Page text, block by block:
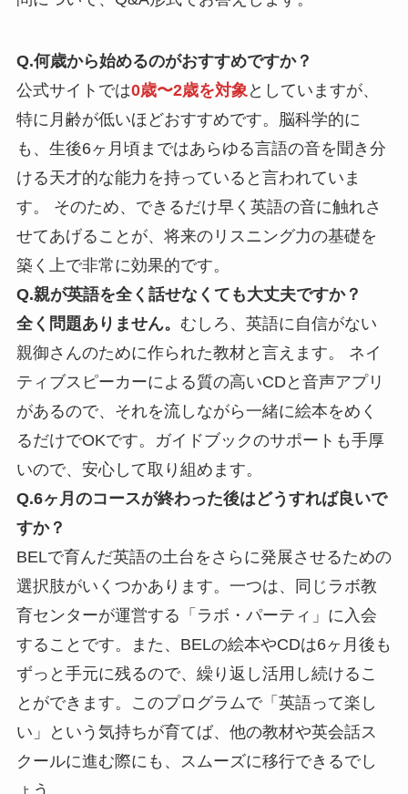
Q.何歳から始めるのがおすすめですか？
公式サイトでは0歳〜2歳を対象 としていますが、
特に月齢が低いほどおすすめです。脳科学的に
も、生後6ヶ月頃まではあらゆる言語の音を聞き分
ける天才的な能力を持っていると言われていま
す。 そのため、できるだけ早く英語の音に触れさ
せてあげることが、将来のリスニング力の基礎を
築く上で非常に効果的です。
Q.親が英語を全く話せなくても大丈夫ですか？
全く問題ありません。 むしろ、英語に自信がない
親御さんのために作られた教材と言えます。 ネイ
ティブスピーカーによる質の高いCDと音声アプリ
があるので、それを流しながら一緒に絵本をめく
るだけでOKです。ガイドブックのサポートも手厚
いので、安心して取り組めます。
Q.6ヶ月のコースが終わった後はどうすれば良いで
すか？
BELで育んだ英語の土台をさらに発展させるための
選択肢がいくつかあります。一つは、同じラボ教
育センターが運営する「ラボ・パーティ」に入会
することです。また、BELの絵本やCDは6ヶ月後も
ずっと手元に残るので、繰り返し活用し続けるこ
とができます。このプログラムで「英語って楽し
い」という気持ちが育てば、他の教材や英会話ス
クールに進む際にも、スムーズに移行できるでし
ょう。